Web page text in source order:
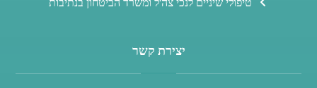
יצירת קשר